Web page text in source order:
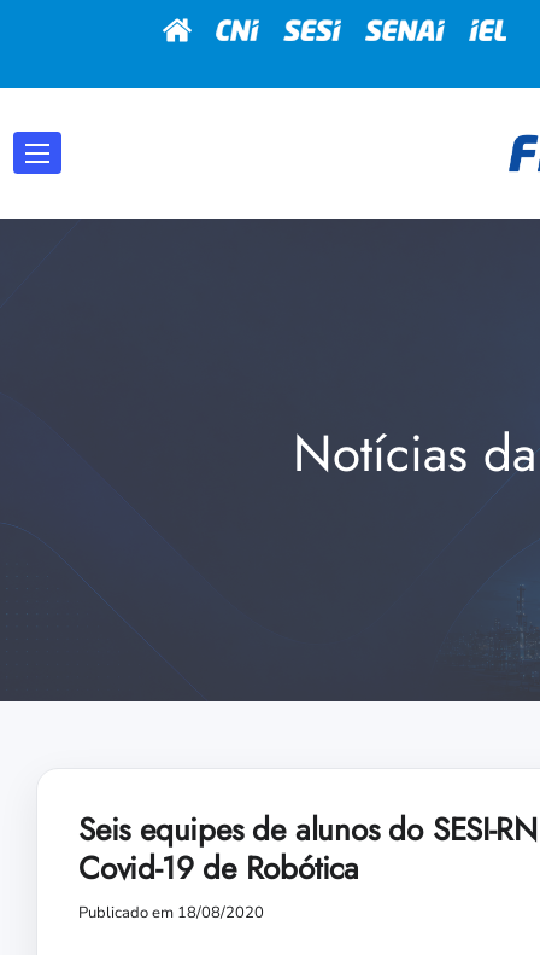
Notícias
Seis equipes de alunos do SESI-
Covid-19 de Robótica
Publicado em 18/08/2020